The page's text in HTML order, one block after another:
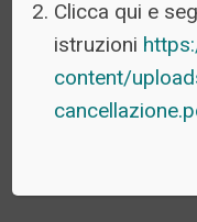
Clicca qui e
istruzioni
content/